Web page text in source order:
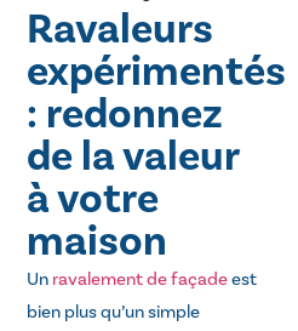
Ravaleurs
expérimentés
: redonnez
de la valeur
à votre
maison
Un ravalement de façadeest
bien plus qu’un simple